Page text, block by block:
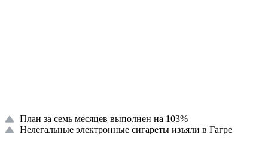
План за семь месяцев выполнен на 103%
Нелегальные электронные сигареты изъяли в Гагре